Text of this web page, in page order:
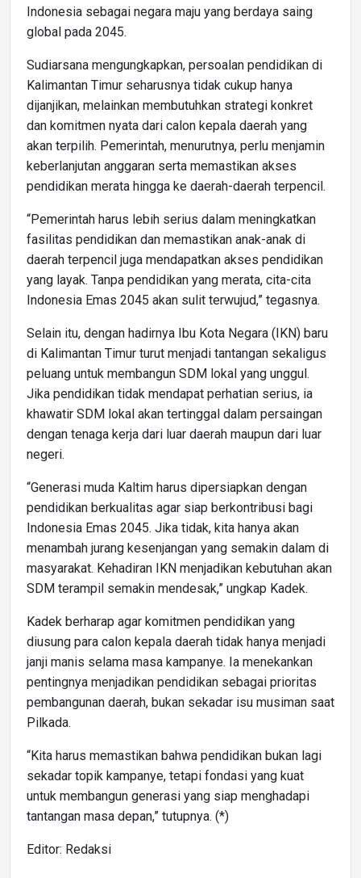
Indonesia sebagai negara maju yang berdaya saing
global pada 2045.
Sudiarsana mengungkapkan, persoalan pendidikan di
Kalimantan Timur seharusnya tidak cukup hanya
dijanjikan, melainkan membutuhkan strategi konkret
dan komitmen nyata dari calon kepala daerah yang
akan terpilih. Pemerintah, menurutnya, perlu menjamin
keberlanjutan anggaran serta memastikan akses
pendidikan merata hingga ke daerah-daerah terpencil.
“Pemerintah harus lebih serius dalam meningkatkan
fasilitas pendidikan dan memastikan anak-anak di
daerah terpencil juga mendapatkan akses pendidikan
yang layak. Tanpa pendidikan yang merata, cita-cita
Indonesia Emas 2045 akan sulit terwujud,” tegasnya.
Selain itu, dengan hadirnya Ibu Kota Negara (IKN) baru
di Kalimantan Timur turut menjadi tantangan sekaligus
peluang untuk membangun SDM lokal yang unggul.
Jika pendidikan tidak mendapat perhatian serius, ia
khawatir SDM lokal akan tertinggal dalam persaingan
dengan tenaga kerja dari luar daerah maupun dari luar
negeri.
“Generasi muda Kaltim harus dipersiapkan dengan
pendidikan berkualitas agar siap berkontribusi bagi
Indonesia Emas 2045. Jika tidak, kita hanya akan
menambah jurang kesenjangan yang semakin dalam di
masyarakat. Kehadiran IKN menjadikan kebutuhan akan
SDM terampil semakin mendesak,” ungkap Kadek.
Kadek berharap agar komitmen pendidikan yang
diusung para calon kepala daerah tidak hanya menjadi
janji manis selama masa kampanye. Ia menekankan
pentingnya menjadikan pendidikan sebagai prioritas
pembangunan daerah, bukan sekadar isu musiman saat
Pilkada.
“Kita harus memastikan bahwa pendidikan bukan lagi
sekadar topik kampanye, tetapi fondasi yang kuat
untuk membangun generasi yang siap menghadapi
tantangan masa depan,” tutupnya. (*)
Editor: Redaksi